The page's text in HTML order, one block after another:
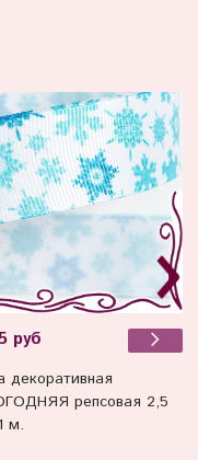
руб
декоративная
репсовая 2,5
м.